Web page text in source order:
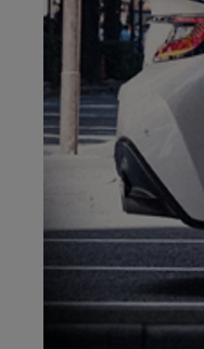
Od
81 900 zł